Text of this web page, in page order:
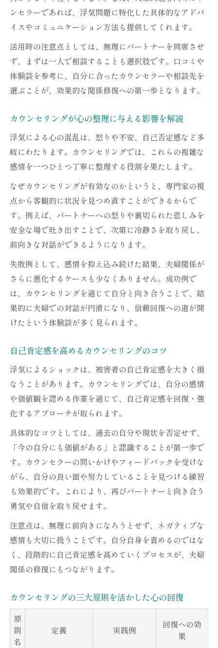
ンセラーであれば、浮気問題に特化した具体的なアドバ
イスやコミュニケーション方法も提供してくれます。
活用時の注意点としては、無理にパートナーを同席させ
ず、まずは一人で相談することも選択肢です。口コミや
体験談を参考に、自分に合ったカウンセラーや相談先を
選ぶことが、効果的な関係修復への第一歩となります。
カウンセリングが心の整理に与える影響を解説
浮気による心の混乱は、怒りや不安、自己否定感など多
岐にわたります。カウンセリングでは、これらの複雑な
感情を一つひとつ丁寧に整理する役割を果たします。
なぜカウンセリングが有効なのかというと、専門家の視
点から客観的に状況を見つめ直すことができるからで
す。例えば、パートナーへの怒りや裏切られた悲しみを
安全な場で吐き出すことで、次第に冷静さを取り戻し、
前向きな対話ができるようになります。
失敗例として、感情を抑え込み続けた結果、夫婦関係が
さらに悪化するケースも少なくありません。成功例で
は、カウンセリングを通じて自分と向き合うことで、結
果的に夫婦での対話が円滑になり、信頼回復への道が開
けたという体験談が多く見られます。
自己肯定感を高めるカウンセリングのコツ
浮気によるショックは、被害者の自己肯定感を大きく損
なうことがあります。カウンセリングでは、自分の感情
や価値観を認める作業を通じて、自己肯定感を回復・強
化するアプローチが取られます。
具体的なコツとしては、過去の自分や現状を否定せず、
「今の自分にも価値がある」と認識することが第一歩で
す。カウンセラーの問いかけやフィードバックを受けな
がら、自分の良い面や努力していることを見つける練習
も効果的です。これにより、再びパートナーと向き合う
勇気や自信を取り戻せます。
注意点は、無理に前向きになろうとせず、ネガティブな
感情も大切に扱うことです。自分自身を責めるのではな
く、段階的に自己肯定感を高めていくプロセスが、夫婦
関係の修復にもつながります。
カウンセリングの三大原則を活かした心の回復
原
則
名
定義 実践例
回復への効
果